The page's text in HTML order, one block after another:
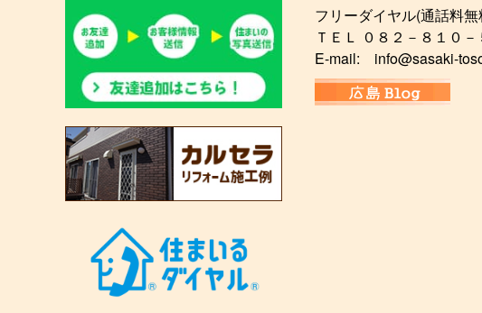
フリーダイヤル(通話料
ＴＥＬ ０８２－８１０－
E-mail: info@sasaki-